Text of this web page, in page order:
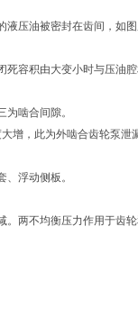
压油被密封在齿间，如
容积由大变小时与压油
啮合间隙。
增，此为外啮合齿轮泵
浮动侧板。
两不均衡压力作用于齿